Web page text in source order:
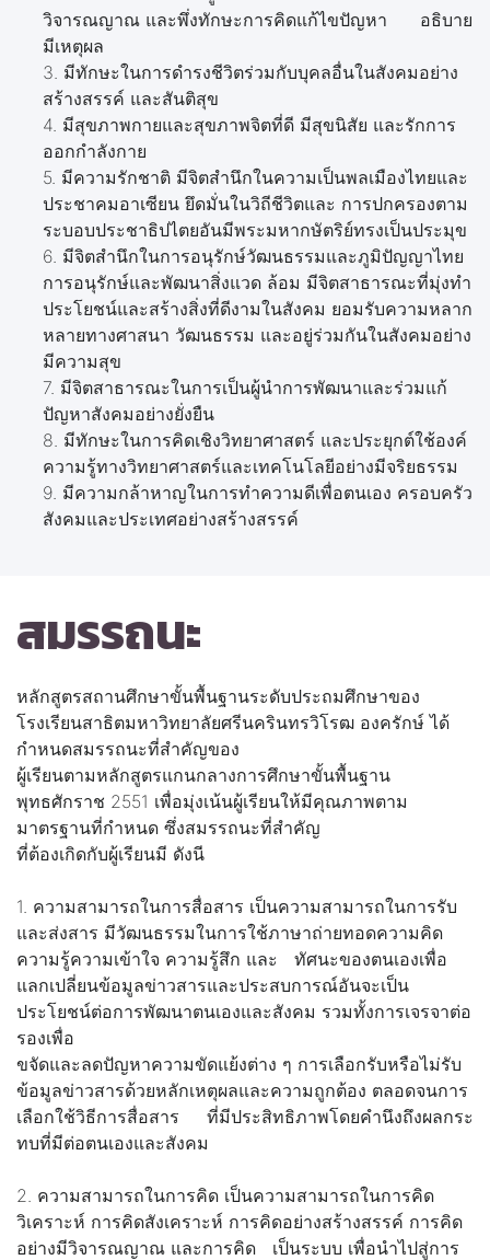
วิจารณญาณ และพึ่งทักษะการคิดแก้ไขปัญหา อธิบาย
มีเหตุผล
3. มีทักษะในการดำรงชีวิตร่วมกับบุคลอื่นในสังคมอย่าง
สร้างสรรค์ และสันติสุข
4. มีสุขภาพกายและสุขภาพจิตที่ดี มีสุขนิสัย และรักการ
ออกกำลังกาย
5. มีความรักชาติ มีจิตสำนึกในความเป็นพลเมืองไทยและ
ประชาคมอาเซียน ยึดมั่นในวิถีชีวิตและ การปกครองตาม
ระบอบประชาธิปไตยอันมีพระมหากษัตริย์ทรงเป็นประมุข
6. มีจิตสำนึกในการอนุรักษ์วัฒนธรรมและภูมิปัญญาไทย
การอนุรักษ์และพัฒนาสิ่งแวด ล้อม มีจิตสาธารณะที่มุ่งทำ
ประโยชน์และสร้างสิ่งที่ดีงามในสังคม ยอมรับความหลาก
หลายทางศาสนา วัฒนธรรม และอยู่ร่วมกันในสังคมอย่าง
มีความสุข
7. มีจิตสาธารณะในการเป็นผู้นำการพัฒนาและร่วมแก้
ปัญหาสังคมอย่างยั่งยืน
8. มีทักษะในการคิดเชิงวิทยาศาสตร์ และประยุกต์ใช้องค์
ความรู้ทางวิทยาศาสตร์และเทคโนโลยีอย่างมีจริยธรรม
9. มีความกล้าหาญในการทำความดีเพื่อตนเอง ครอบครัว
สังคมและประเทศอย่างสร้างสรรค์
สมรรถนะ
หลักสูตรสถานศึกษาขั้นพื้นฐานระดับประถมศึกษาของ
โรงเรียนสาธิตมหาวิทยาลัยศรีนครินทรวิโรฒ องครักษ์ ได้
กำหนดสมรรถนะที่สำคัญของ
ผู้เรียนตามหลักสูตรแกนกลางการศึกษาขั้นพื้นฐาน
พุทธศักราช 2551 เพื่อมุ่งเน้นผู้เรียนให้มีคุณภาพตาม
มาตรฐานที่กำหนด ซึ่งสมรรถนะที่สำคัญ
ที่ต้องเกิดกับผู้เรียนมี ดังนี
1. ความสามารถในการสื่อสาร เป็นความสามารถในการรับ
และส่งสาร มีวัฒนธรรมในการใช้ภาษาถ่ายทอดความคิด
ความรู้ความเข้าใจ ความรู้สึก และ ทัศนะของตนเองเพื่อ
แลกเปลี่ยนข้อมูลข่าวสารและประสบการณ์อันจะเป็น
ประโยชน์ต่อการพัฒนาตนเองและสังคม รวมทั้งการเจรจาต่อ
รองเพื่อ
ขจัดและลดปัญหาความขัดแย้งต่าง ๆ การเลือกรับหรือไม่รับ
ข้อมูลข่าวสารด้วยหลักเหตุผลและความถูกต้อง ตลอดจนการ
เลือกใช้วิธีการสื่อสาร ที่มีประสิทธิภาพโดยคำนึงถึงผลกระ
ทบที่มีต่อตนเองและสังคม
2. ความสามารถในการคิด เป็นความสามารถในการคิด
วิเคราะห์ การคิดสังเคราะห์ การคิดอย่างสร้างสรรค์ การคิด
อย่างมีวิจารณญาณ และการคิด เป็นระบบ เพื่อนำไปสู่การ